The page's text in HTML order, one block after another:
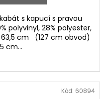
s kapucí s pravou
polyvinyl, 28% polyester,
63,5 cm (127 cm obvod)
cm...
Kód: 60894